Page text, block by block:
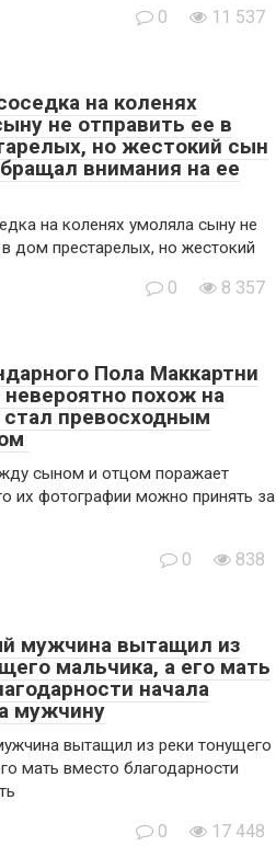
0 11 537
на коленях
не отправить ее в
но жестокий сын
внимания на ее
на коленях умоляла сыну не
в дом престарелых, но жестокий
0 8 357
Пола Маккартни
невероятно похож на
стал превосходным
сыном и отцом поражает
их фотографии можно принять за
0 838
мужчина вытащил из
мальчика, а его мать
начала
мужчину
вытащил из реки тонущего
мать вместо благодарности
0 17 448